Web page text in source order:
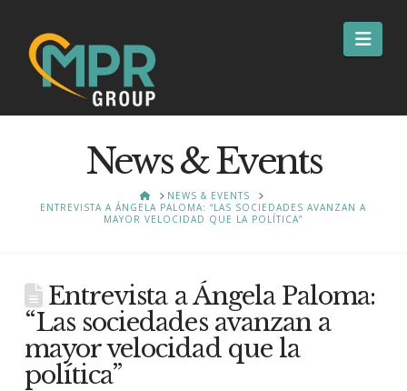
News & Events
HOMENEWS & EVENTS
ENTREVISTA A ÁNGELA PALOMA: “LAS SOCIEDADES AVANZAN A
MAYOR VELOCIDAD QUE LA POLÍTICA”
Entrevista a Ángela Paloma:
“Las sociedades avanzan a
mayor velocidad que la
política”